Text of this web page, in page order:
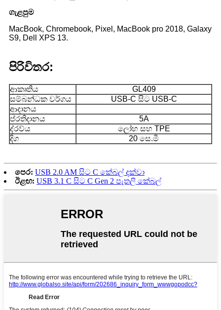
ගැළපුම
MacBook, Chromebook, Pixel, MacBook pro 2018, Galaxy
S9, Dell XPS 13.
පිරිවිතර:
ආකෘතිය
GL409
සම්බන්ධක වර්ගය
USB-C සිට USB-C
ආදානය
ප්රතිදානය
5A
ද්රව්ය
ලෝහ සහ TPE
දිග
20 සෙ.මී
පෙර: USB 2.0 AM සිට C කේබල් දක්වා
ඊළඟ: USB 3.1 C සිට C Gen 2 පැතලි කේබල්